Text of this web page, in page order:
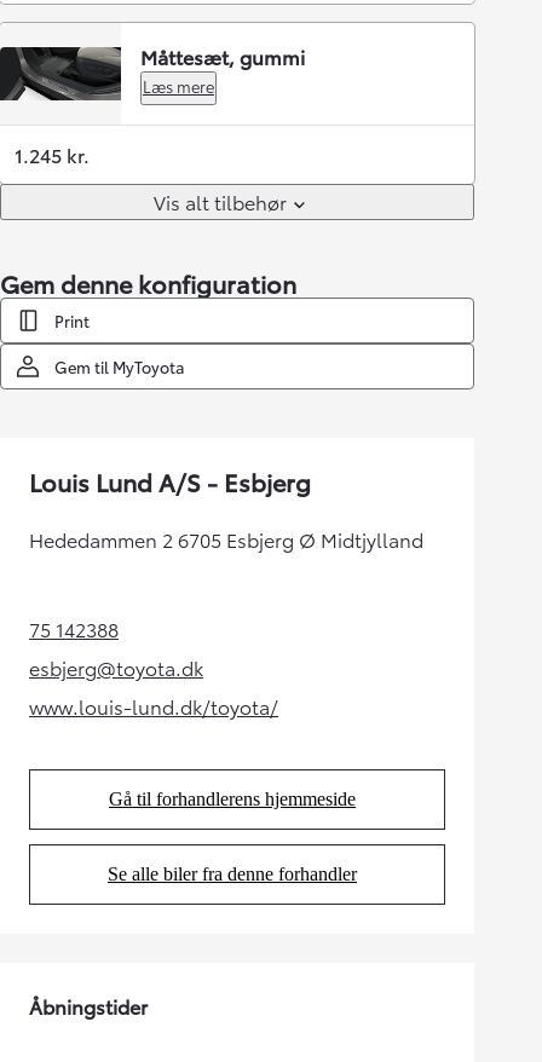
Måttesæt, gummi
Læs mere
1.245 kr.
Vis alt tilbehør
Gem denne konfiguration
Print
Gem til MyToyota
Louis Lund A/S - Esbjerg
Hededammen 2 6705 Esbjerg Ø Midtjylland
75 142388(Opens in new tab)
esbjerg@toyota.dk
(Opens in new tab)
www.louis-lund.dk/toyota/
(Opens in new tab)
Gå til forhandlerens hjemmeside
(Opens in new tab)
Se alle biler fra denne forhandler
(Opens in new tab)
Åbningstider